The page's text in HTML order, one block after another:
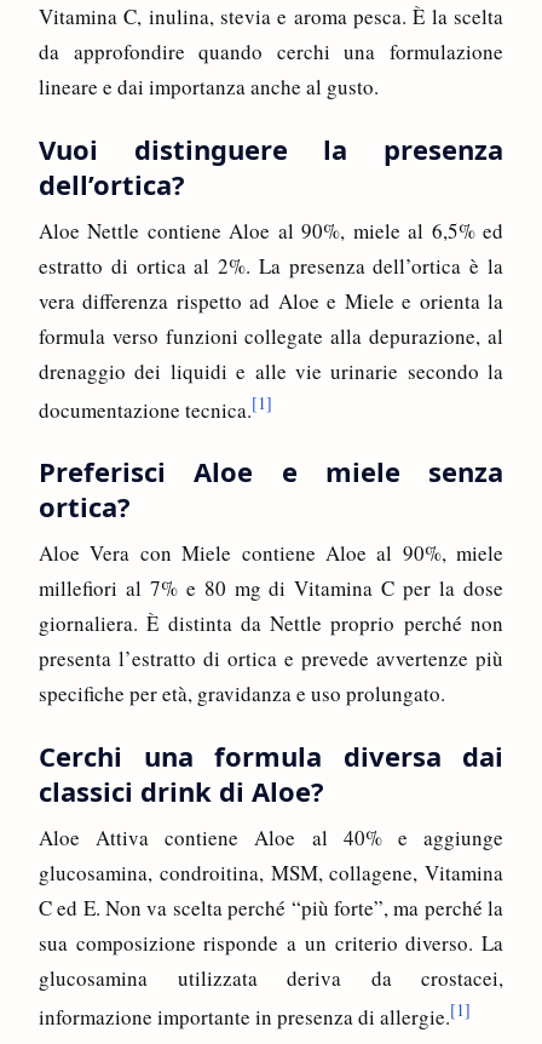
Vitamina C, inulina, stevia e aroma pesca. È la scelta
da approfondire quando cerchi una formulazione
lineare e dai importanza anche al gusto.
Vuoi distinguere la presenza
dell’ortica?
Aloe Nettle contiene Aloe al 90%, miele al 6,5% ed
estratto di ortica al 2%. La presenza dell’ortica è la
vera differenza rispetto ad Aloe e Miele e orienta la
formula verso funzioni collegate alla depurazione, al
drenaggio dei liquidi e alle vie urinarie secondo la
documentazione tecnica.[1]
Preferisci Aloe e miele senza
ortica?
Aloe Vera con Miele contiene Aloe al 90%, miele
millefiori al 7% e 80 mg di Vitamina C per la dose
giornaliera. È distinta da Nettle proprio perché non
presenta l’estratto di ortica e prevede avvertenze più
specifiche per età, gravidanza e uso prolungato.
Cerchi una formula diversa dai
classici drink di Aloe?
Aloe Attiva contiene Aloe al 40% e aggiunge
glucosamina, condroitina, MSM, collagene, Vitamina
C ed E. Non va scelta perché “più forte”, ma perché la
sua composizione risponde a un criterio diverso. La
glucosamina utilizzata deriva da crostacei,
informazione importante in presenza di allergie.[1]